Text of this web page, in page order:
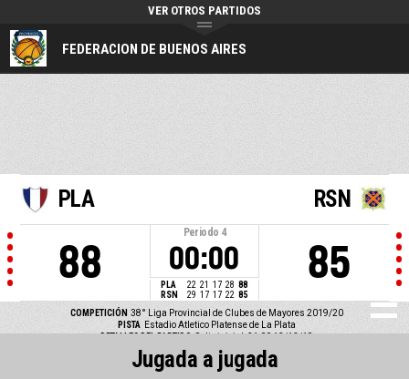
FEDERACION DE BUENOS AIRES
VER OTROS PARTIDOS
PLA
88
Periodo 4
00:00
PLA 22 21 17 28 88
RSN
29 17 17 22 85
RSN
85
COMPETICIÓN 38° Liga Provincial de Clubes de Mayores 2019/20
PISTA
Estadio Atletico Platense de La Plata
DETALLES DEL PARTIDO Salto inicial: 21:00 13/12/19
Jugada a jugada